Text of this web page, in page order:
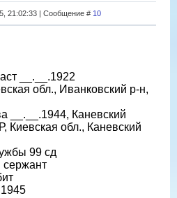
21:02:33 | Сообщение # 10
__.__.1922
обл., Иванковский р-н,
__.__.1944, Каневский
Киевская обл., Каневский
99 сд
сержант